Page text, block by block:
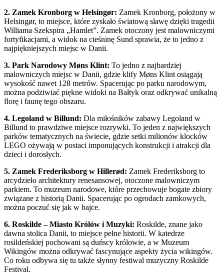
2. Zamek Kronborg w Helsingør: Zamek Kronborg, położony w
Helsingør, to miejsce, które zyskało światową sławę dzięki tragedii
Williama Szekspira „Hamlet”. Zamek otoczony jest malowniczymi
fortyfikacjami, a widok na cieśninę Sund sprawia, że to jedno z
najpiękniejszych miejsc w Danii.
3. Park Narodowy Møns Klint: To jedno z najbardziej
malowniczych miejsc w Danii, gdzie klify Møns Klint osiągają
wysokość nawet 128 metrów. Spacerując po parku narodowym,
można podziwiać piękne widoki na Bałtyk oraz odkrywać unikalną
florę i faunę tego obszaru.
4. Legoland w Billund: Dla miłośników zabawy Legoland w
Billund to prawdziwe miejsce rozrywki. To jeden z największych
parków tematycznych na świecie, gdzie setki milionów klocków
LEGO ożywają w postaci imponujących konstrukcji i atrakcji dla
dzieci i dorosłych.
5. Zamek Frederiksborg w Hillerød: Zamek Frederiksborg to
arcydzieło architektury renesansowej, otoczone malowniczym
parkiem. To muzeum narodowe, które przechowuje bogate zbiory
związane z historią Danii. Spacerując po ogrodach zamkowych,
można poczuć się jak w bajce.
6. Roskilde – Miasto Królów i Muzyki: Roskilde, znane jako
dawna stolica Danii, to miejsce pełne historii. W katedrze
rosildeńskiej pochowani są duńscy królowie, a w Muzeum
Wikingów można odkrywać fascynujące aspekty życia wikingów.
Co roku odbywa się tu także słynny festiwal muzyczny Roskilde
Festival.